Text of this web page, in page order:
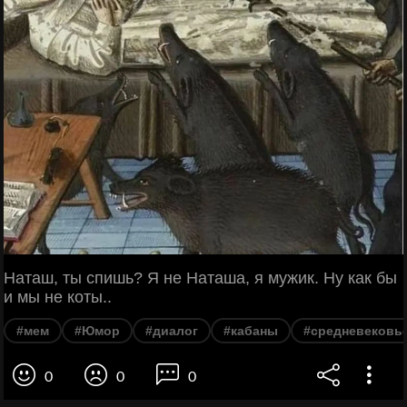
Наташ, ты спишь? Я не Наташа, я мужик. Ну как бы
и мы не коты..
#мем #Юмор #диалог #кабаны
0 0 0